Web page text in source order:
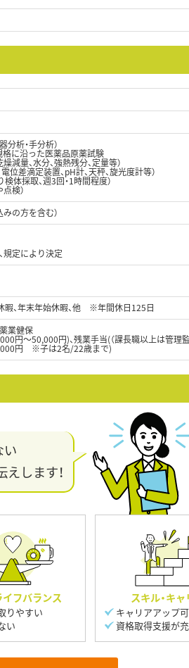
析・手分析）
格に沿った医薬品原薬試験
減量、水分、強熱残分、定量等）
電位差滴定装置、pH計、天秤、旋光度計等）
体採取、週3回・1時間程度）
検）
の方を含む）
規定により決定
暇、年末年始休暇、他 ※年間休日125日
業健保
円～50,000円)、残業手当(（課長職以上は管理
円 ※子は2名/22歳まで)
い
えします！
フバランス
りやすい
い
スキル・キ
キャリアアップ
資格取得支援が